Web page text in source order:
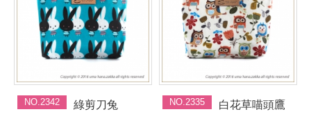
NO.2342 綠剪刀兔 NO.2335 白花草喵頭鷹